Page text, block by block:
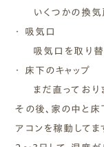
いくつかの換気
・ 吸気口
吸気口を取り替
・ 床下のキャップ
まだ直っており
その後、家の中と床
アコンを稼動してま